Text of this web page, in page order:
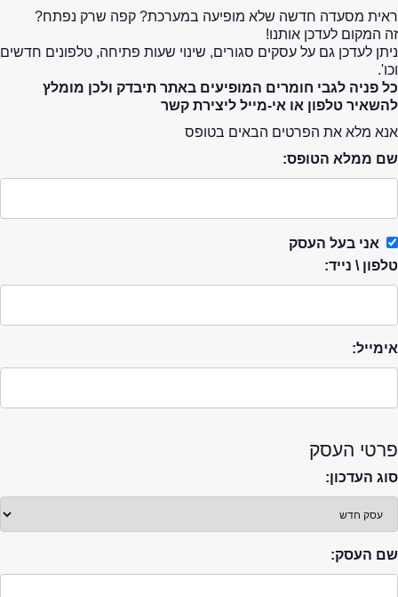
ראית מסעדה חדשה שלא מופיעה במערכת? קפה שרק נפתח?
זה המקום לעדכן אותנו!
ניתן לעדכן גם על עסקים סגורים, שינוי שעות פתיחה, טלפונים חדשים
וכו'.
כל פניה לגבי חומרים המופיעים באתר תיבדק ולכן מומלץ
להשאיר טלפון או אי-מייל ליצירת קשר
אנא מלא את הפרטים הבאים בטופס
שם ממלא הטופס:
אני בעל העסק
טלפון \ נייד:
אימייל:
פרטי העסק
סוג העדכון:
שם העסק: